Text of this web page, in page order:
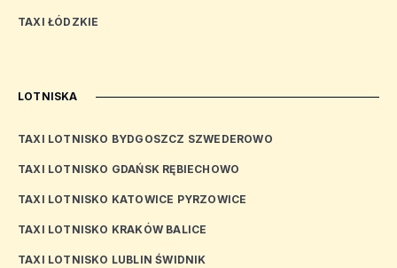
TAXI ŁÓDZKIE
LOTNISKA
TAXI LOTNISKO BYDGOSZCZ SZWEDEROWO
TAXI LOTNISKO GDAŃSK RĘBIECHOWO
TAXI LOTNISKO KATOWICE PYRZOWICE
TAXI LOTNISKO KRAKÓW BALICE
TAXI LOTNISKO LUBLIN ŚWIDNIK